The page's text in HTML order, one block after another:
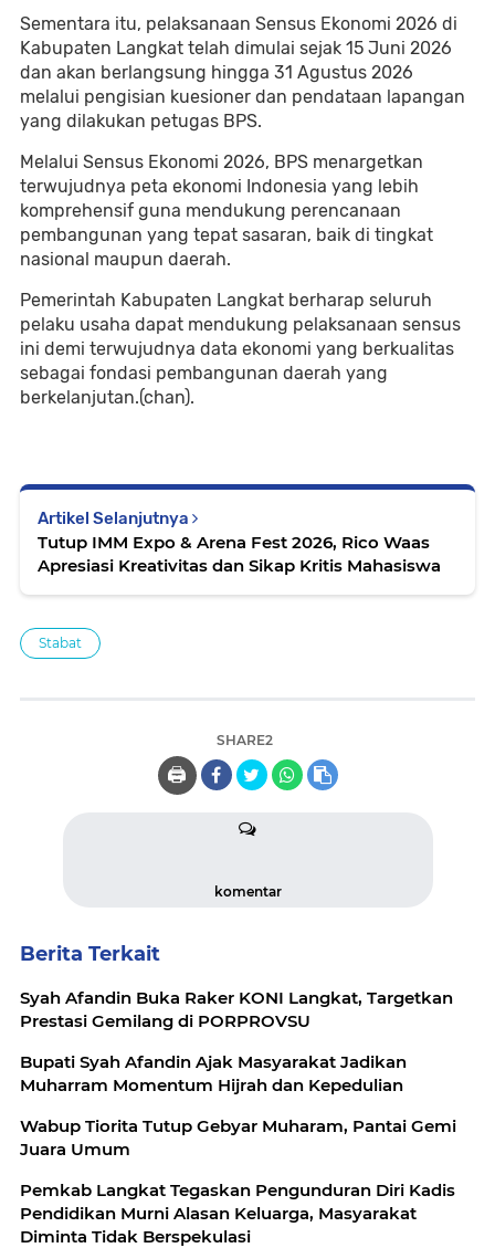
Sementara itu, pelaksanaan Sensus Ekonomi 2026 di
Kabupaten Langkat telah dimulai sejak 15 Juni 2026
dan akan berlangsung hingga 31 Agustus 2026
melalui pengisian kuesioner dan pendataan lapangan
yang dilakukan petugas BPS.
Melalui Sensus Ekonomi 2026, BPS menargetkan
terwujudnya peta ekonomi Indonesia yang lebih
komprehensif guna mendukung perencanaan
pembangunan yang tepat sasaran, baik di tingkat
nasional maupun daerah.
Pemerintah Kabupaten Langkat berharap seluruh
pelaku usaha dapat mendukung pelaksanaan sensus
ini demi terwujudnya data ekonomi yang berkualitas
sebagai fondasi pembangunan daerah yang
berkelanjutan.(chan).
Artikel Selanjutnya
Tutup IMM Expo & Arena Fest 2026, Rico Waas
Apresiasi Kreativitas dan Sikap Kritis Mahasiswa
Stabat
SHARE2
🖨️
komentar
Berita Terkait
Syah Afandin Buka Raker KONI Langkat, Targetkan
Prestasi Gemilang di PORPROVSU
Bupati Syah Afandin Ajak Masyarakat Jadikan
Muharram Momentum Hijrah dan Kepedulian
Wabup Tiorita Tutup Gebyar Muharam, Pantai Gemi
Juara Umum
Pemkab Langkat Tegaskan Pengunduran Diri Kadis
Pendidikan Murni Alasan Keluarga, Masyarakat
Diminta Tidak Berspekulasi